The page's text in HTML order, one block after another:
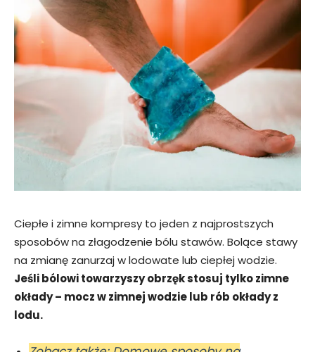
Ciepłe i zimne kompresy to jeden z najprostszych
sposobów na złagodzenie bólu stawów. Bolące stawy
na zmianę zanurzaj w lodowate lub ciepłej wodzie.
Jeśli bólowi towarzyszy obrzęk stosuj tylko zimne
okłady – mocz w zimnej wodzie lub rób okłady z
lodu.